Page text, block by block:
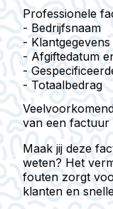
Professionele
- Bedrijfsnaam
- Klantgegevens
- Afgiftedatum
-
- Totaalbedrag
van een factuur
Maak jij deze
weten? Het
fouten zorgt
klanten en